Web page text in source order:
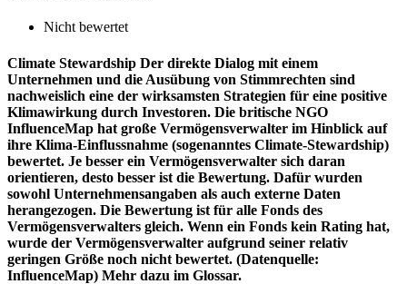
Nicht bewertet
Climate Stewardship Der direkte Dialog mit einem
Unternehmen und die Ausübung von Stimmrechten sind
nachweislich eine der wirksamsten Strategien für eine positive
Klimawirkung durch Investoren. Die britische NGO
InfluenceMap hat große Vermögensverwalter im Hinblick auf
ihre Klima-Einflussnahme (sogenanntes Climate-Stewardship)
bewertet. Je besser ein Vermögensverwalter sich daran
orientieren, desto besser ist die Bewertung. Dafür wurden
sowohl Unternehmensangaben als auch externe Daten
herangezogen. Die Bewertung ist für alle Fonds des
Vermögensverwalters gleich. Wenn ein Fonds kein Rating hat,
wurde der Vermögensverwalter aufgrund seiner relativ
geringen Größe noch nicht bewertet. (Datenquelle:
InfluenceMap) Mehr dazu im Glossar.